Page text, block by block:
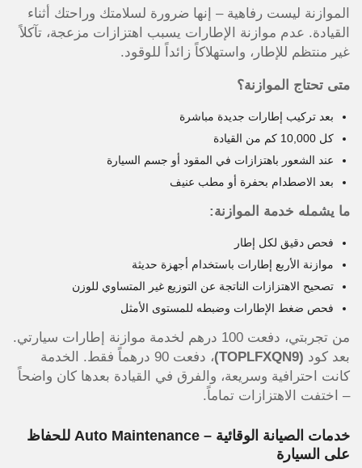
الموازنة ليست رفاهية – إنها ضرورة لسلامتك وراحتك أثناء
القيادة. عدم موازنة الإطارات يسبب اهتزازات مزعجة، تآكلاً
غير منتظم للإطار، واستهلاكاً زائداً للوقود.
متى تحتاج الموازنة؟
بعد تركيب إطارات جديدة مباشرة
كل 10,000 كم من القيادة
عند الشعور باهتزازات في المقود أو جسم السيارة
بعد الاصطدام بحفرة أو مطب عنيف
ما يشمله خدمة الموازنة:
فحص دقيق لكل إطار
موازنة الأربع إطارات باستخدام أجهزة حديثة
تصحيح الاهتزازات الناتجة عن التوزيع غير المتساوي للوزن
فحص ضغط الإطارات وضبطه للمستوى الأمثل
من تجربتي، دفعت 100 درهم لخدمة موازنة إطارات سيارتي.
بعد كود (TOPLFXQN9)
، دفعت 90 درهماً فقط. الخدمة
كانت احترافية وسريعة، والفرق في القيادة بعدها كان واضحاً
– اختفت الاهتزازات تماماً.
خدمات الصيانة الوقائية – Auto Maintenance للحفاظ
على السيارة